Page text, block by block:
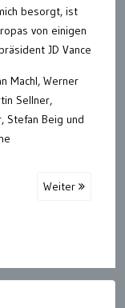
besorgt, ist
von einigen
JD Vance
Machl, Werner
Sellner,
Stefan Beig und
Weiter